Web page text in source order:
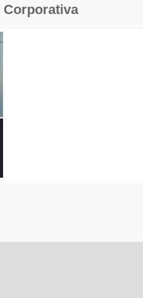
Corporativa